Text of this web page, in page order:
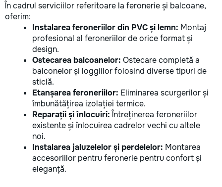
În cadrul serviciilor referitoare la feronerie și balcoane,
oferim:
Instalarea feroneriilor din PVC și lemn: Montaj
profesional al feroneriilor de orice format și
design.
Ostecarea balcoanelor: Ostecare completă a
balconelor și loggiilor folosind diverse tipuri de
sticlă.
Etanșarea feroneriilor: Eliminarea scurgerilor și
îmbunătățirea izolației termice.
Reparații și înlocuiri: Întreținerea feroneriilor
existente și înlocuirea cadrelor vechi cu altele
noi.
Instalarea jaluzelelor și perdelelor: Montarea
accesoriilor pentru feronerie pentru confort și
eleganță.